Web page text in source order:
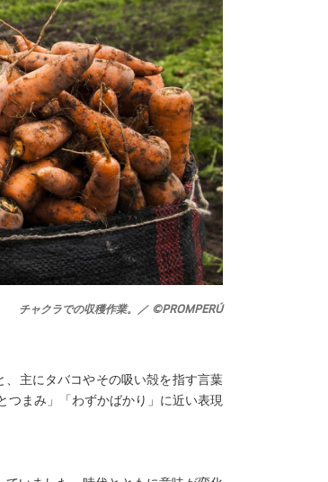
チャクラでの収穫作業。／ ©PROMPERÚ
主にタバコやその吸い殻を指す言葉
つまみ」「わずかばかり」に近い表現